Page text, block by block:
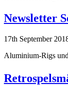
Newsletter
17th September
Aluminium-Rigs